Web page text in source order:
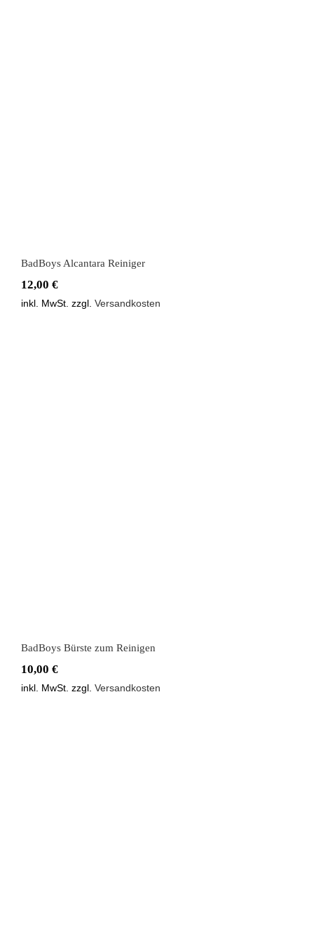
BadBoys Alcantara Reiniger
12,00 €
inkl. MwSt. zzgl. Versandkosten
BadBoys Bürste zum Reinigen
10,00 €
inkl. MwSt. zzgl. Versandkosten